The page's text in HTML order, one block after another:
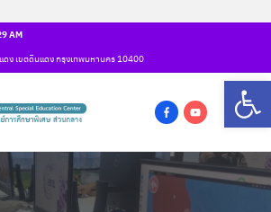
AM
ง เขตดินแดง กรุงเทพมหานคร 10400
a
c
o
u